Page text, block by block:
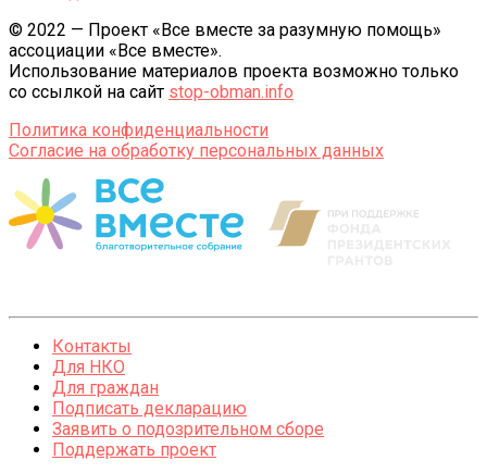
© 2022 — Проект «Все вместе за разумную помощь»
ассоциации «Все вместе».
Использование материалов проекта возможно только
со ссылкой на сайт stop-obman.info
Политика конфиденциальности
Согласие на обработку персональных данных
Контакты
Для НКО
Для граждан
Подписать декларацию
Заявить о подозрительном сборе
Поддержать проект